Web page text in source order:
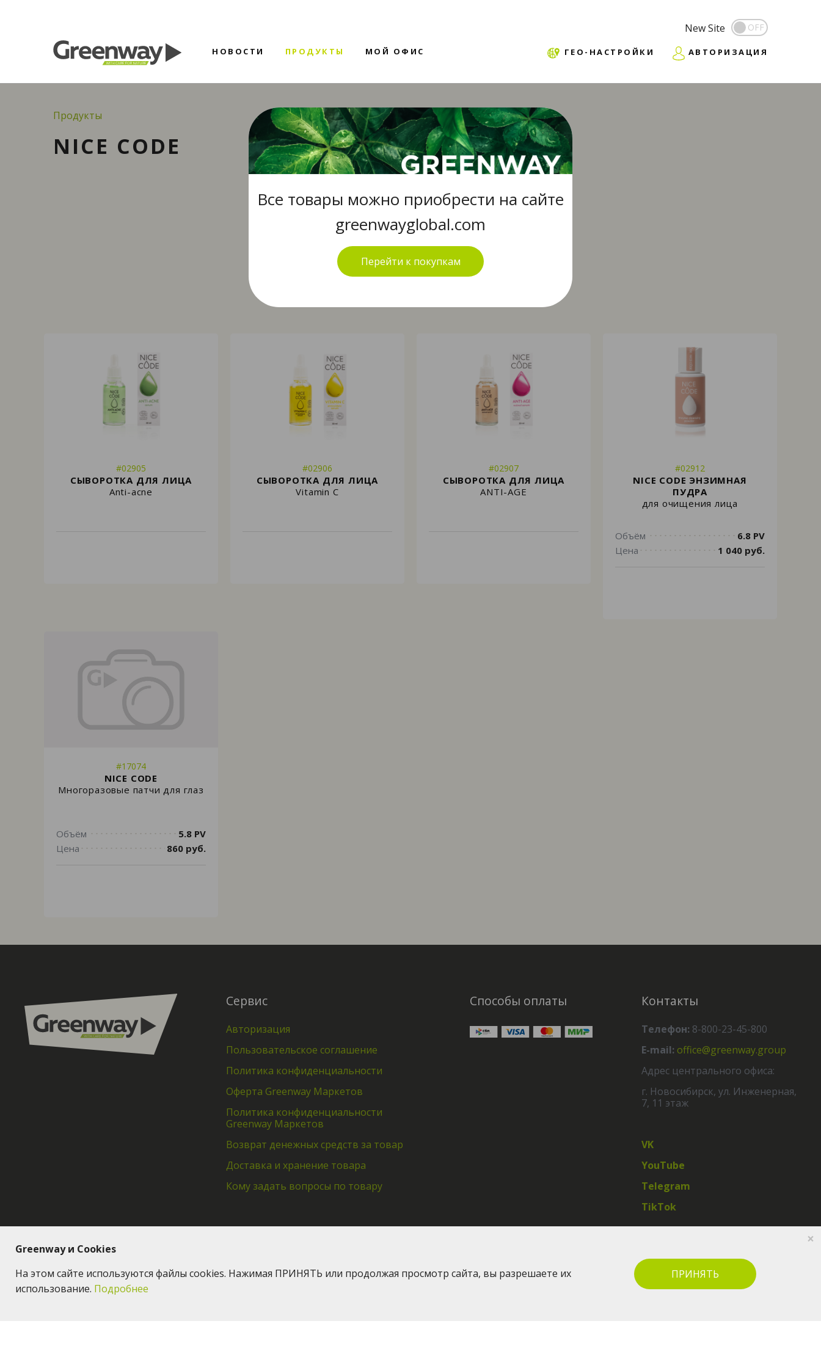
New Site
НОВОСТИ ПРОДУКТЫ МОЙ ОФИС ГЕО-НАСТРОЙКИ АВТОРИЗАЦИЯ
Greenway и Cookies
На этом сайте используются файлы cookies. Нажимая ПРИНЯТЬ или продолжая просмотр сайта, вы разрешаете их
использование. Подробнее
ПРИНЯТЬ
×
Продукты
NICE CODE
Все товары можно приобрести на сайте
greenwayglobal.com
Перейти к покупкам
#02905
СЫВОРОТКА ДЛЯ ЛИЦА
Anti-acne
#02906
СЫВОРОТКА ДЛЯ ЛИЦА
Vitamin C
#02907
СЫВОРОТКА ДЛЯ ЛИЦА
ANTI-AGE
#02912
NICE CODE ЭНЗИМНАЯ
ПУДРА
для очищения лица
Объём
6.8 PV
Цена
1 040 руб.
#17074
NICE CODE
Многоразовые патчи для глаз
Объём
5.8 PV
Цена
860 руб.
Сервис
Авторизация
Пользовательское соглашение
Политика конфиденциальности
Оферта Greenway Маркетов
Политика конфиденциальности
Greenway Маркетов
Возврат денежных средств за товар
Доставка и хранение товара
Кому задать вопросы по товару
Способы оплаты Контакты
Телефон: 8-800-23-45-800
E-mail: office@greenway.group
Адрес центрального офиса:
г. Новосибирск, ул. Инженерная,
7, 11 этаж
VK
YouTube
Telegram
TikTok